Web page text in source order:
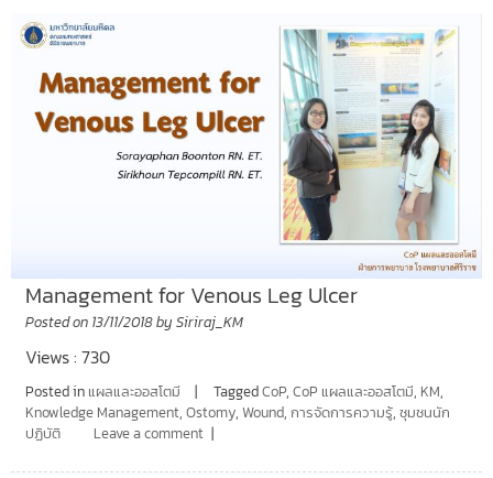
Management for Venous Leg Ulcer
Posted on 13/11/2018by Siriraj_KM
Views : 730
Posted in แผลและออสโตมี TaggedCoP, CoP แผลและออสโตมี, KM,
Knowledge Management, Ostomy, Wound, การจัดการความรู้, ชุมชนนัก
ปฏิบัติ
Leave a comment